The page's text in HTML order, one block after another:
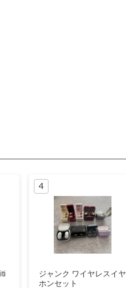
ジャンク ワイヤレスイヤ
ホンセット